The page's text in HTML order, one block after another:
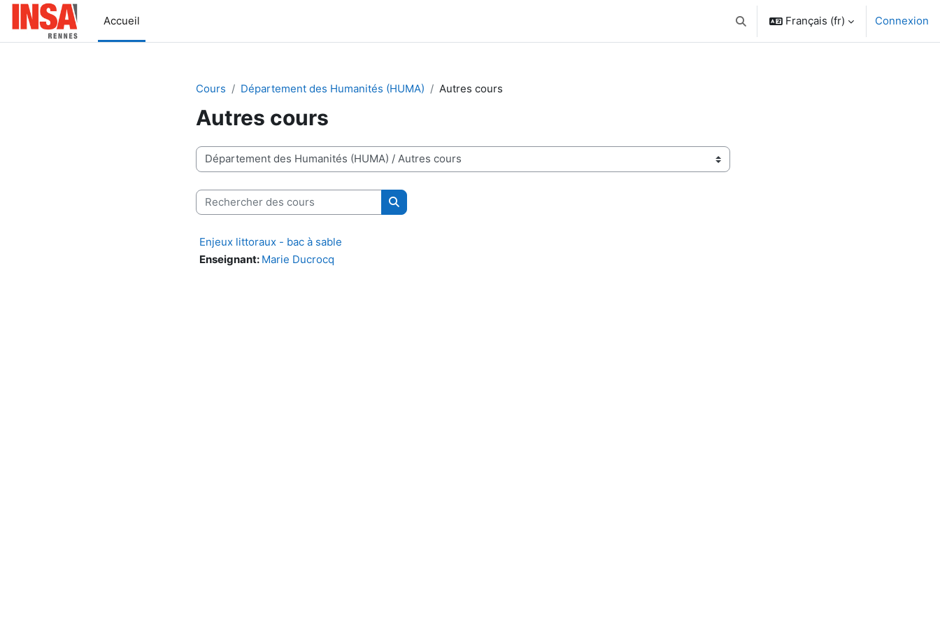
Passer au contenu principal
Accueil
Activer/désactiver la saisie de recherche
Français ‎(fr)‎ Connexion
Cours Département des Humanités (HUMA) Autres cours
Autres cours
Catégories de cours
Rechercher des cours
Rechercher des cours
Enjeux littoraux - bac à sable
Enseignant: Marie Ducrocq